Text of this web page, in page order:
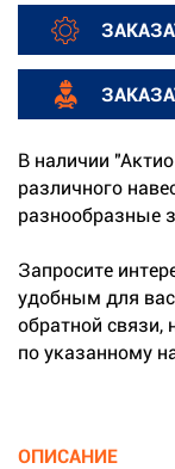
В наличии
различного
разнообразные
Запросите
удобным для
обратной связи,
по указанному
ОПИСАНИЕ